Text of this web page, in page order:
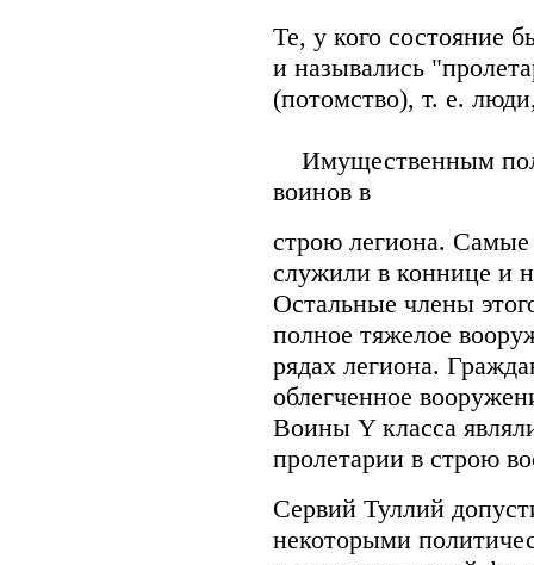
Те, у кого состояние
и назывались
(потомство), т. е.
Имущественным
воинов в
строю легиона. Самые
служили в коннице и
Остальные члены
полное тяжелое
рядах легиона.
облегченное
Воины Y класса
пролетарии в строю
Сервий Туллий
некоторыми